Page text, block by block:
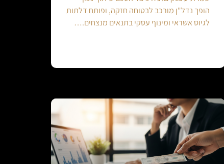
הופך נדל"ן מורכב לבטוחה חזקה, ופותח דלתות
לגיוס אשראי ומינוף עסקי בתנאים מנצחים.…